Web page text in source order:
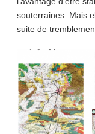
souterraines. Mais
suite de